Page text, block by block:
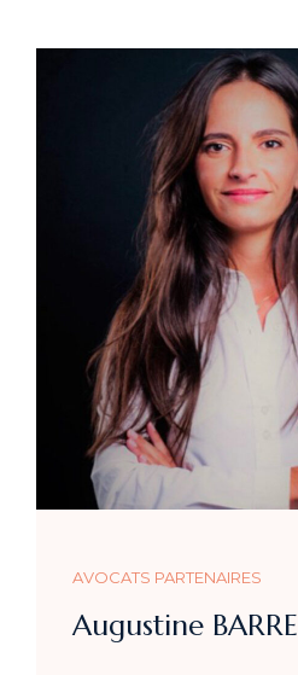
AVOCATS PARTENAIRES
Augustine BARRE